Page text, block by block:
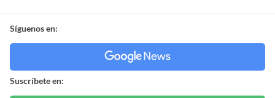
Síguenos en:
Suscríbete en: